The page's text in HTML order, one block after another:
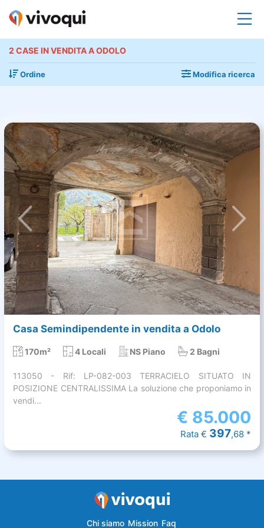
2 CASE IN VENDITA A ODOLO
Ordine Modifica ricerca
Casa Semindipendente in vendita a Odolo
170m² 4 Locali NS Piano 2 Bagni
113050 - Rif: LP-082-003 TERRACIELO SITUATO IN
POSIZIONE CENTRALISSIMA La soluzione che proponiamo in
vendi...
€ 85.000
Rata € 397,68 *
Chi siamo Mission Faq